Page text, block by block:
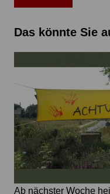
Das könnte Sie
Ab nächster Woche